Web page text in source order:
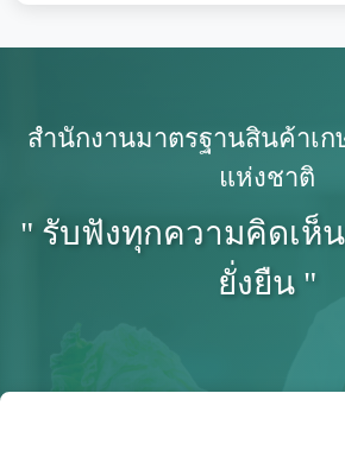
สำนักงานมาตรฐานสินค้าเ
แห่งชาติ
" รับฟังทุกความคิดเห็
ยั่งยืน "